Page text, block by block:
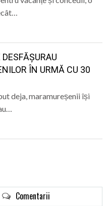
ÎN URMĂ CU 30
deja, maramureșenii își
Comentarii